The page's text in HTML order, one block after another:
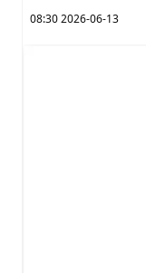
2026-06-13 08:30